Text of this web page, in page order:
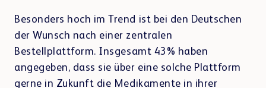
Besonders hoch im Trend ist bei den Deutschen
der Wunsch nach einer zentralen
Bestellplattform. Insgesamt 43% haben
angegeben, dass sie über eine solche Plattform
gerne in Zukunft die Medikamente in ihrer